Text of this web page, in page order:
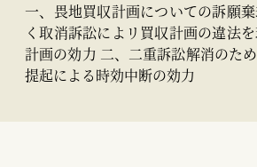
一、畏地買収計画についての訴願
く取消訴訟によリ買収計画の違法
計画の効力 二、二重訴訟解消のた
提起による時効中断の効力